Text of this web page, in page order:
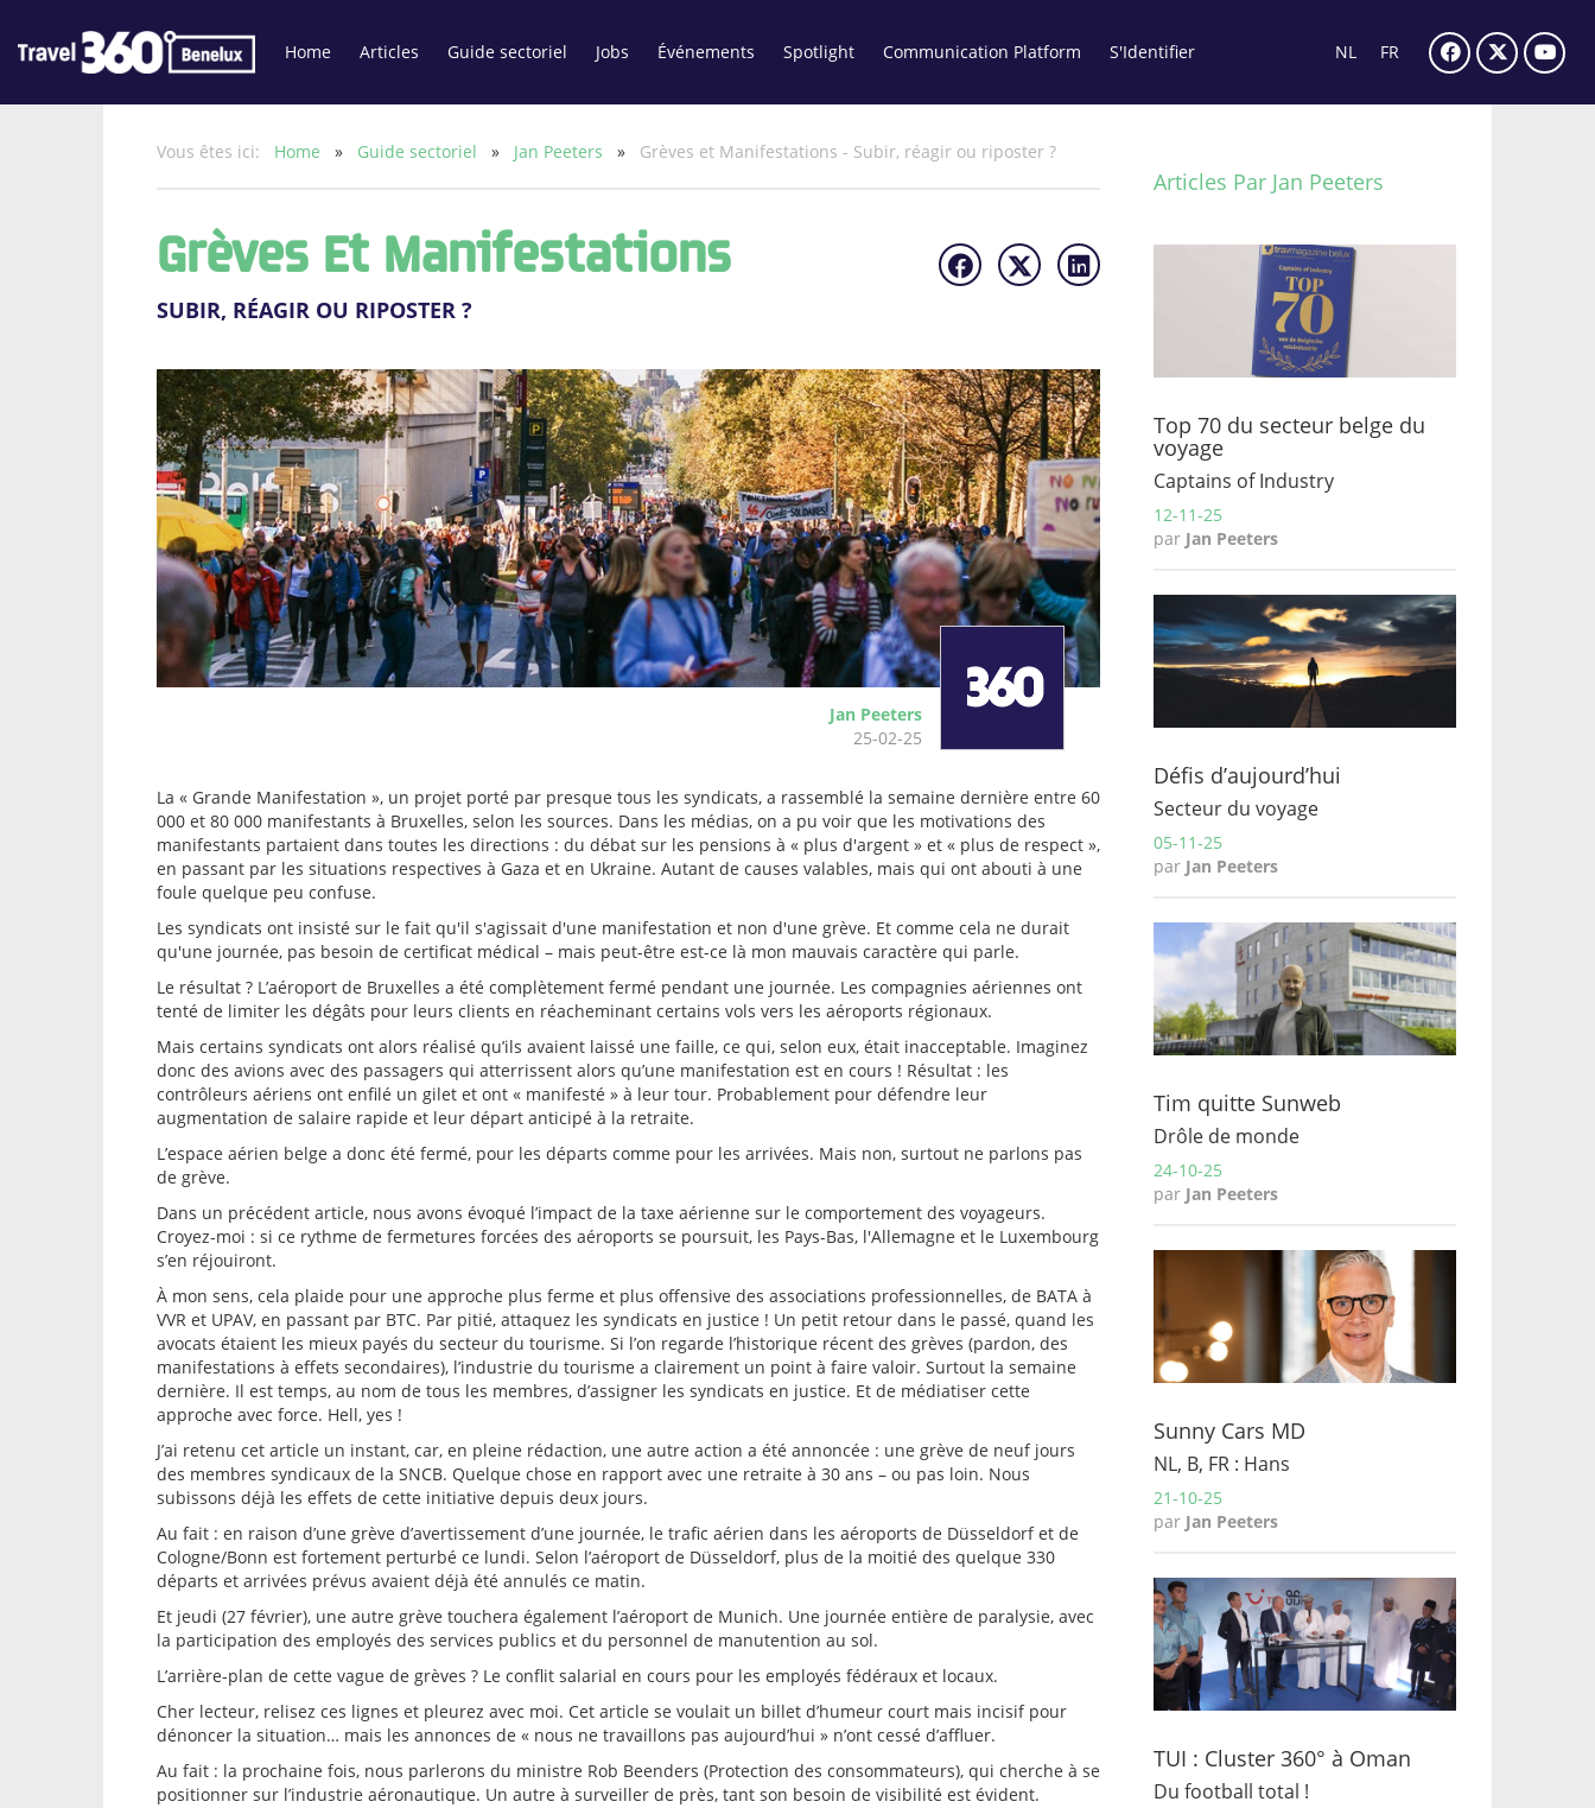
Home Articles Guide sectoriel Jobs Événements Spotlight Communication Platform S'Identifier NL FR
Vous êtes ici: Home » Guide sectoriel » Jan Peeters » Grèves et Manifestations - Subir, réagir ou riposter ?
Grèves Et Manifestations
SUBIR, RÉAGIR OU RIPOSTER ?
Jan Peeters
25-02-25
La « Grande Manifestation », un projet porté par presque tous les syndicats, a rassemblé la semaine dernière entre 60
000 et 80 000 manifestants à Bruxelles, selon les sources. Dans les médias, on a pu voir que les motivations des
manifestants partaient dans toutes les directions : du débat sur les pensions à « plus d'argent » et « plus de respect »,
en passant par les situations respectives à Gaza et en Ukraine. Autant de causes valables, mais qui ont abouti à une
foule quelque peu confuse.
Les syndicats ont insisté sur le fait qu'il s'agissait d'une manifestation et non d'une grève. Et comme cela ne durait
qu'une journée, pas besoin de certificat médical – mais peut-être est-ce là mon mauvais caractère qui parle.
Le résultat ? L’aéroport de Bruxelles a été complètement fermé pendant une journée. Les compagnies aériennes ont
tenté de limiter les dégâts pour leurs clients en réacheminant certains vols vers les aéroports régionaux.
Mais certains syndicats ont alors réalisé qu’ils avaient laissé une faille, ce qui, selon eux, était inacceptable. Imaginez
donc des avions avec des passagers qui atterrissent alors qu’une manifestation est en cours ! Résultat : les
contrôleurs aériens ont enfilé un gilet et ont « manifesté » à leur tour. Probablement pour défendre leur
augmentation de salaire rapide et leur départ anticipé à la retraite.
L’espace aérien belge a donc été fermé, pour les départs comme pour les arrivées. Mais non, surtout ne parlons pas
de grève.
Dans un précédent article, nous avons évoqué l’impact de la taxe aérienne sur le comportement des voyageurs.
Croyez-moi : si ce rythme de fermetures forcées des aéroports se poursuit, les Pays-Bas, l'Allemagne et le Luxembourg
s’en réjouiront.
À mon sens, cela plaide pour une approche plus ferme et plus offensive des associations professionnelles, de BATA à
VVR et UPAV, en passant par BTC. Par pitié, attaquez les syndicats en justice ! Un petit retour dans le passé, quand les
avocats étaient les mieux payés du secteur du tourisme. Si l’on regarde l’historique récent des grèves (pardon, des
manifestations à effets secondaires), l’industrie du tourisme a clairement un point à faire valoir. Surtout la semaine
dernière. Il est temps, au nom de tous les membres, d’assigner les syndicats en justice. Et de médiatiser cette
approche avec force. Hell, yes !
J’ai retenu cet article un instant, car, en pleine rédaction, une autre action a été annoncée : une grève de neuf jours
des membres syndicaux de la SNCB. Quelque chose en rapport avec une retraite à 30 ans – ou pas loin. Nous
subissons déjà les effets de cette initiative depuis deux jours.
Au fait : en raison d’une grève d’avertissement d’une journée, le trafic aérien dans les aéroports de Düsseldorf et de
Cologne/Bonn est fortement perturbé ce lundi. Selon l’aéroport de Düsseldorf, plus de la moitié des quelque 330
départs et arrivées prévus avaient déjà été annulés ce matin.
Et jeudi (27 février), une autre grève touchera également l’aéroport de Munich. Une journée entière de paralysie, avec
la participation des employés des services publics et du personnel de manutention au sol.
L’arrière-plan de cette vague de grèves ? Le conflit salarial en cours pour les employés fédéraux et locaux.
Cher lecteur, relisez ces lignes et pleurez avec moi. Cet article se voulait un billet d’humeur court mais incisif pour
dénoncer la situation… mais les annonces de « nous ne travaillons pas aujourd’hui » n’ont cessé d’affluer.
Au fait : la prochaine fois, nous parlerons du ministre Rob Beenders (Protection des consommateurs), qui cherche à se
positionner sur l’industrie aéronautique. Un autre à surveiller de près, tant son besoin de visibilité est évident.
Articles Par Jan Peeters
Top 70 du secteur belge du
voyage
Captains of Industry
12-11-25
par Jan Peeters
Défis d’aujourd’hui
Secteur du voyage
05-11-25
par Jan Peeters
Tim quitte Sunweb
Drôle de monde
24-10-25
par Jan Peeters
Sunny Cars MD
NL, B, FR : Hans
21-10-25
par Jan Peeters
TUI : Cluster 360° à Oman
Du football total !